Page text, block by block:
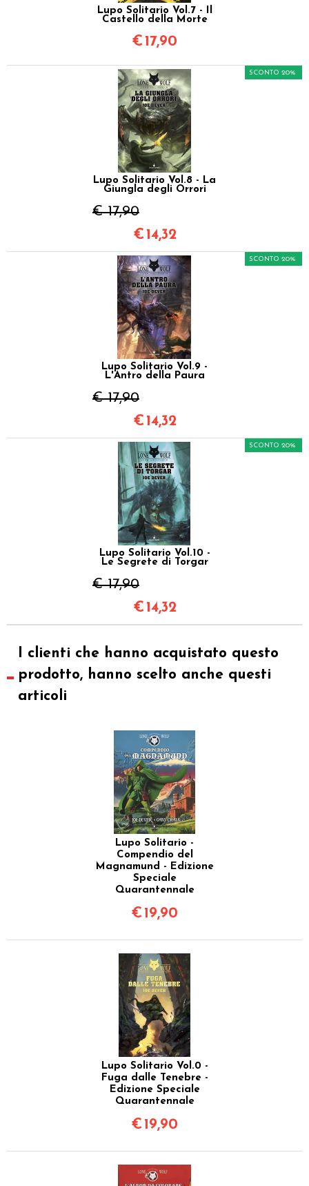
Lupo Solitario Vol.7 - Il
Castello della Morte
€ 17,90
Lupo Solitario Vol.8 - La
Giungla degli Orrori
€ 17,90
SCONTO 20%
€ 14,32
Lupo Solitario Vol.9 -
L'Antro della Paura
€ 17,90
SCONTO 20%
€ 14,32
Lupo Solitario Vol.10 -
Le Segrete di Torgar
€ 17,90
SCONTO 20%
€ 14,32
I clienti che hanno acquistato questo
prodotto, hanno scelto anche questi
articoli
Lupo Solitario -
Compendio del
Magnamund - Edizione
Speciale
Quarantennale
€ 19,90
Lupo Solitario Vol.0 -
Fuga dalle Tenebre -
Edizione Speciale
Quarantennale
€ 19,90